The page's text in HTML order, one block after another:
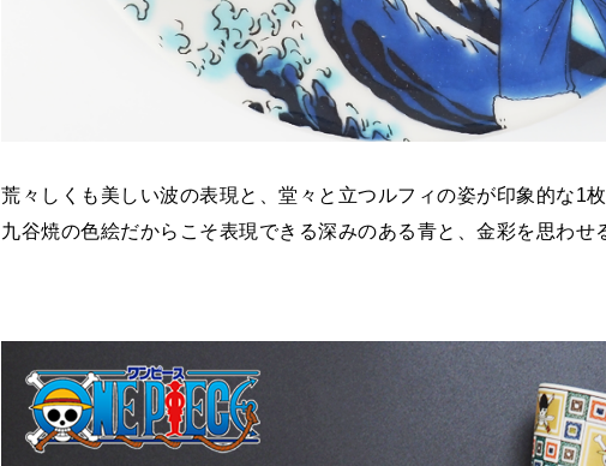
荒々しくも美しい波の表現と、堂々と立つルフィの姿が印象的な1
九谷焼の色絵だからこそ表現できる深みのある青と、金彩を思わ